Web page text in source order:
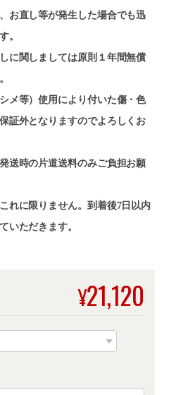
お直し等が発生した場合でも迅
。
に関しましては原則１年間無償
メ等）使用により付いた傷・色
証外となりますのでよろしくお
送時の片道送料のみご負担お願
れに限りません。到着後7日以内
いただきます。
¥21,120